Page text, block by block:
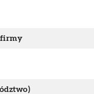
firmy